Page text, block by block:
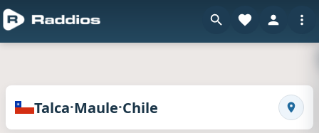
Radios de Talca · Maule · Chileen Raddios
Talca·Maule·Chile